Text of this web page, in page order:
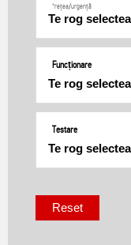
*rețea/urgență
Funcționare
Testare